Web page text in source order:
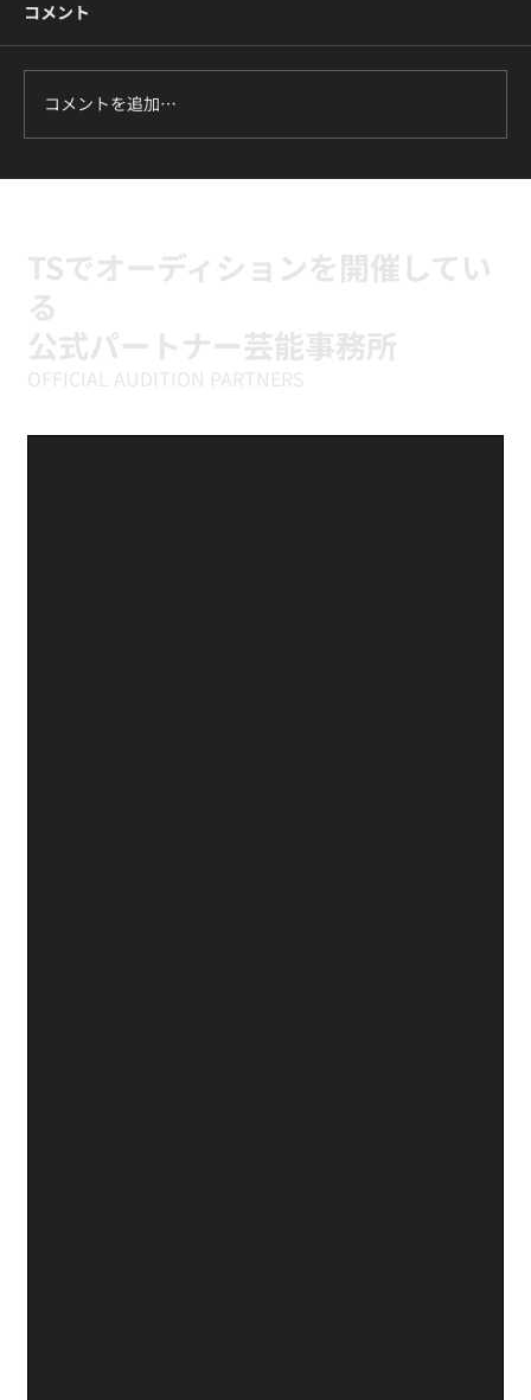
コメント
コメントを追加…
TSでオーディションを開催してい
る
公式パートナー芸能事務所
OFFICIAL AUDITION PARTNERS